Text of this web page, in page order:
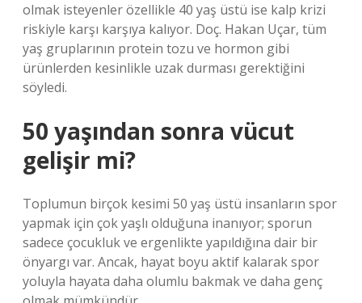
olmak isteyenler özellikle 40 yaş üstü ise kalp krizi
riskiyle karşı karşıya kalıyor. Doç. Hakan Uçar, tüm
yaş gruplarının protein tozu ve hormon gibi
ürünlerden kesinlikle uzak durması gerektiğini
söyledi.
50 yaşından sonra vücut
gelişir mi?
Toplumun birçok kesimi 50 yaş üstü insanların spor
yapmak için çok yaşlı olduğuna inanıyor; sporun
sadece çocukluk ve ergenlikte yapıldığına dair bir
önyargı var. Ancak, hayat boyu aktif kalarak spor
yoluyla hayata daha olumlu bakmak ve daha genç